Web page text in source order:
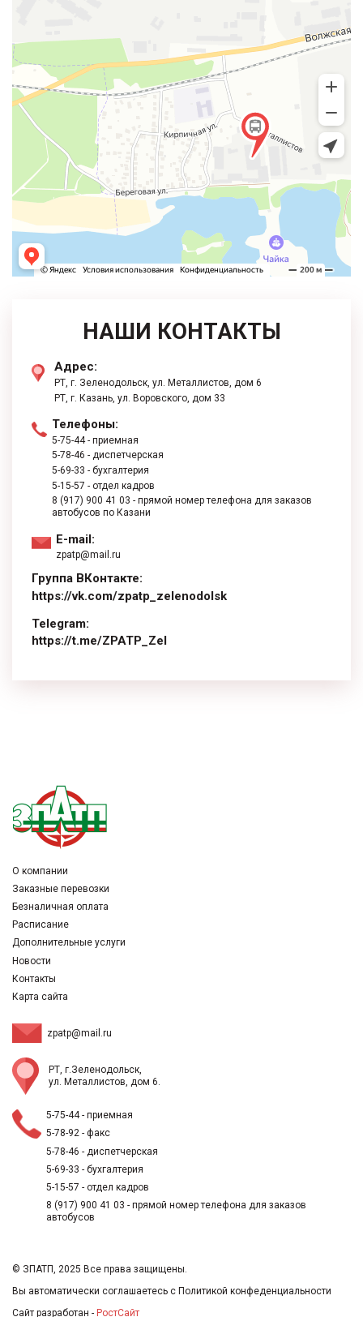
НАШИ КОНТАКТЫ
Адрес:
РТ, г. Зеленодольск, ул. Металлистов, дом 6
РТ, г. ​Казань, ул. Воровского, дом 33
Телефоны:
5-75-44- приемная
5-78-46 - диспетчерская
5-69-33 - бухгалтерия
5-15-57 - отдел кадров
8 (917) 900 41 03 - прямой номер телефона для заказов
автобусов по Казани
E-mail:
zpatp@mail.ru
Группа ВКонтакте:
https://vk.com/zpatp_zelenodolsk
Telegram:
https://t.me/ZPATP_Zel
О компании
Заказные перевозки
Безналичная оплата
Расписание
Дополнительные услуги
Новости
Контакты
Карта сайта
zpatp@mail.ru
РТ, г.Зеленодольск,
ул. Металлистов, дом 6.
5-75-44- приемная
5-78-92 - факс
5-78-46 - диспетчерская
5-69-33 - бухгалтерия
5-15-57 - отдел кадров
8 (917) 900 41 03 - прямой номер телефона для заказов
автобусов
© ЗПАТП, 2025 Все права защищены.
Вы автоматически соглашаетесь с Политикой конфеденциальности
Сайт разработан - РостСайт